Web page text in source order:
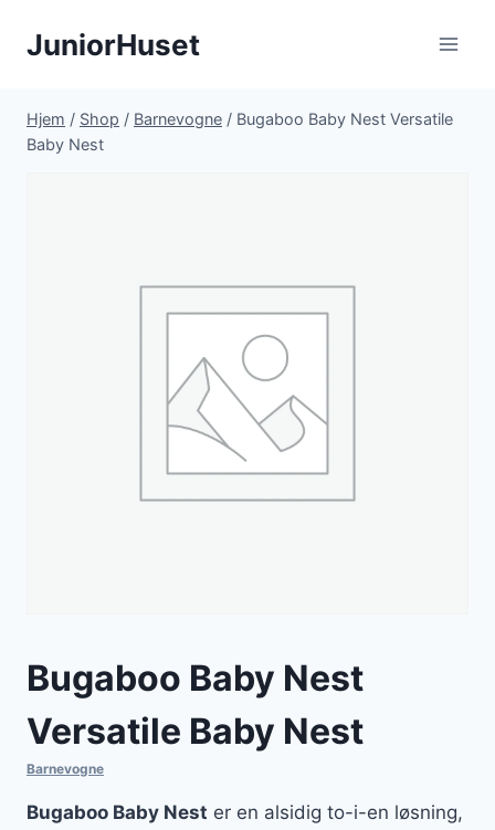
JuniorHuset
Hjem / Shop / Barnevogne / Bugaboo Baby Nest Versatile
Baby Nest
Bugaboo Baby Nest
Versatile Baby Nest
Barnevogne
Bugaboo Baby Nest er en alsidig to-i-en løsning,